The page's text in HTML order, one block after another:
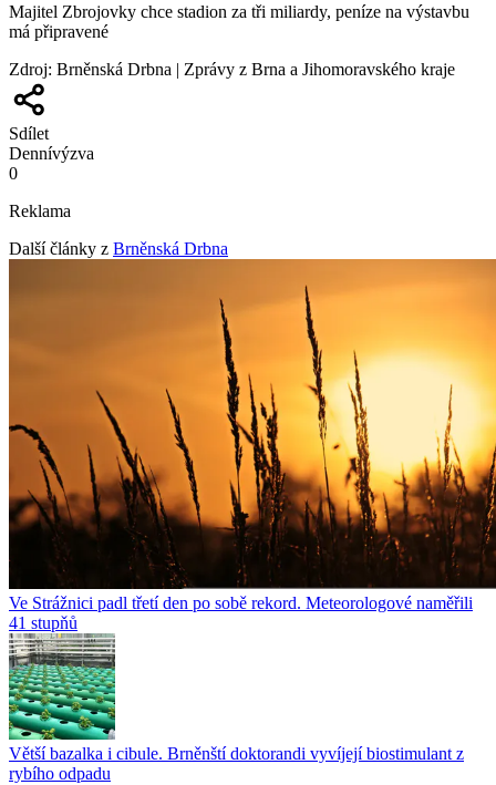
Majitel Zbrojovky chce stadion za tři miliardy, peníze na výstavbu
má připravené
Zdroj: Brněnská Drbna | Zprávy z Brna a Jihomoravského kraje
Sdílet
Dennívýzva
0
Reklama
Další články z Brněnská Drbna
Ve Strážnici padl třetí den po sobě rekord. Meteorologové naměřili
41 stupňů
Větší bazalka i cibule. Brněnští doktorandi vyvíjejí biostimulant z
rybího odpadu